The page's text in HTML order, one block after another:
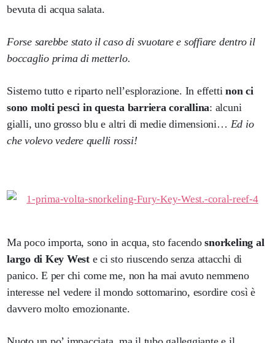
bevuta di acqua salata.
Forse sarebbe stato il caso di svuotare e soffiare dentro il
boccaglio prima di metterlo.
Sistemo tutto e riparto nell’esplorazione. In effettinon ci
sono molti pesci in questa barriera corallina: alcuni
gialli, uno grosso blu e altri di medie dimensioni… Ed io
che volevo vedere quelli rossi!
Ma poco importa, sono in acqua, sto facendosnorkeling al
largo di Key West e ci sto riuscendo senza attacchi di
panico. E per chi come me, non ha mai avuto nemmeno
interesse nel vedere il mondo sottomarino, esordire così è
davvero molto emozionante.